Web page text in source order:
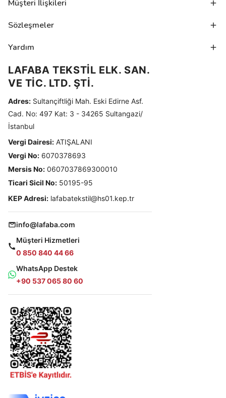
Müşteri İlişkileri
Sözleşmeler
Yardım
LAFABA TEKSTİL ELK. SAN.
VE TİC. LTD. ŞTİ.
Adres: Sultançiftliği Mah. Eski Edirne Asf.
Cad. No: 497 Kat: 3 - 34265 Sultangazi/
İstanbul
Vergi Dairesi: ATIŞALANI
Vergi No: 6070378693
Mersis No: 0607037869300010
Ticari Sicil No: 50195-95
KEP Adresi: lafabatekstil@hs01.kep.tr
info@lafaba.com
Müşteri Hizmetleri
0 850 840 44 66
WhatsApp Destek
+90 537 065 80 60